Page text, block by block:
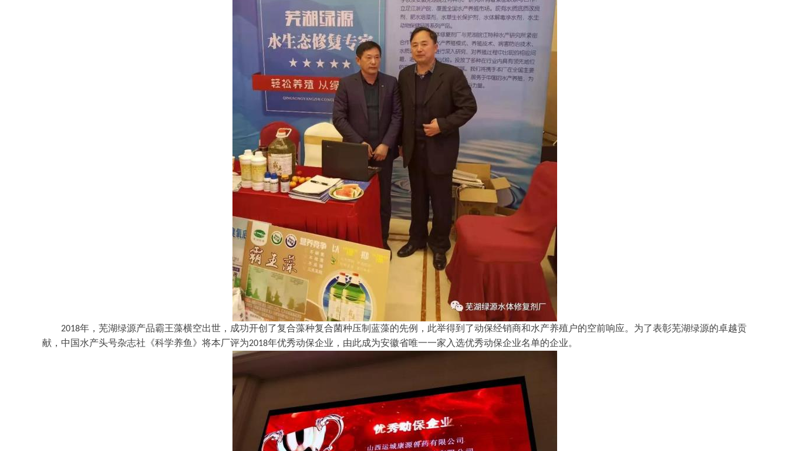
2018年，芜湖绿源产品霸王藻横空出世，成功开创了复合藻种复合菌种压制蓝藻的先例，此举得到了动保经销商和水产养殖户的空前响应。为了表彰芜湖绿源的卓越贡
献，中国水产头号杂志社《科学养鱼》将本厂评为2018年优秀动保企业，由此成为安徽省唯一一家入选优秀动保企业名单的企业。